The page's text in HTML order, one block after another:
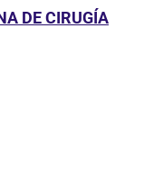
DE CIRUGÍA